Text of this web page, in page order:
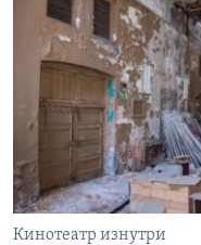
Кинотеатр изнутри